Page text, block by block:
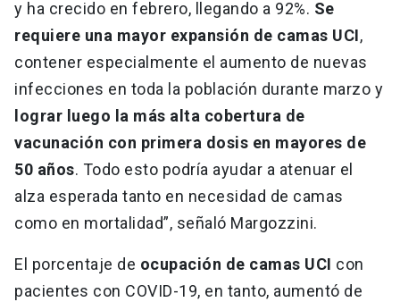
y ha crecido en febrero, llegando a 92%. Se
requiere una mayor expansión de camas UCI,
contener especialmente el aumento de nuevas
infecciones en toda la población durante marzo y
lograr luego la más alta cobertura de
vacunación con primera dosis en mayores de
50 años. Todo esto podría ayudar a atenuar el
alza esperada tanto en necesidad de camas
como en mortalidad”, señaló Margozzini.
El porcentaje de ocupación de camas UCI con
pacientes con COVID-19, en tanto, aumentó de